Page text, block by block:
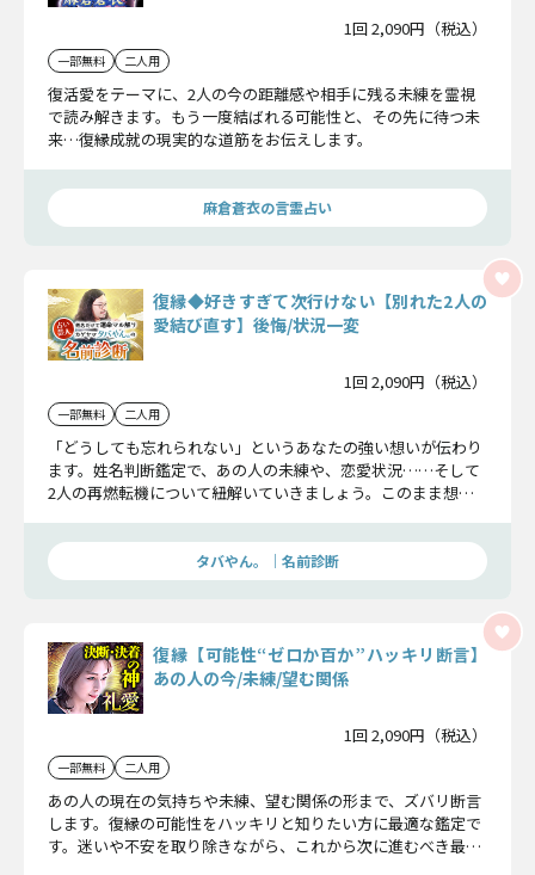
1回 2,090円（税込）
一部無料 二人用
復活愛をテーマに、2人の今の距離感や相手に残る未練を霊視
で読み解きます。もう一度結ばれる可能性と、その先に待つ未
来…復縁成就の現実的な道筋をお伝えします。
麻倉蒼衣の言霊占い
復縁◆好きすぎて次行けない【別れた2人の
愛結び直す】後悔/状況一変
1回 2,090円（税込）
一部無料 二人用
「どうしても忘れられない」というあなたの強い想いが伝わり
ます。姓名判断鑑定で、あの人の未練や、恋愛状況……そして
2人の再燃転機について紐解いていきましょう。このまま想い
タバやん。｜名前診断
復縁【可能性“ゼロか百か”ハッキリ断言】
あの人の今/未練/望む関係
1回 2,090円（税込）
一部無料 二人用
あの人の現在の気持ちや未練、望む関係の形まで、ズバリ断言
します。復縁の可能性をハッキリと知りたい方に最適な鑑定で
す。迷いや不安を取り除きながら、これから次に進むべき最善